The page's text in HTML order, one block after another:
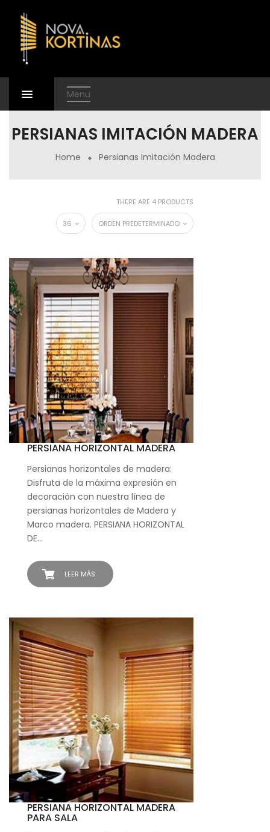
Menu
PERSIANAS IMITACIÓN MADERA
Home Persianas Imitación Madera
THERE ARE 4 PRODUCTS
ORDEN PREDETERMINADO
36
LEER MÁS
PERSIANA HORIZONTAL MADERA
Persianas horizontales de madera:
Disfruta de la máxima expresión en
decoración con nuestra línea de
persianas horizontales de Madera y
Marco madera. PERSIANA HORIZONTAL
DE…
PERSIANA HORIZONTAL MADERA
PARA SALA